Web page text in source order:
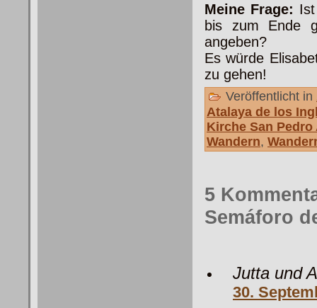
Meine Frage:
bis zum Ende
angeben?
Es würde
zu gehen!
Veröffentlicht in
Atalaya de los
Kirche San
Wandern,
5
Semáforo
Jutta und
30.